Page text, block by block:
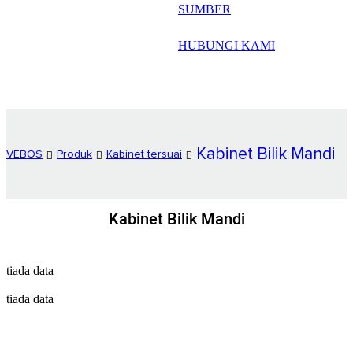
العربيةSUMBER
HUBUNGI KAMI
VEBOS Produk Kabinet tersuai Kabinet Bilik Mandi
Kabinet Bilik Mandi
tiada data
tiada data